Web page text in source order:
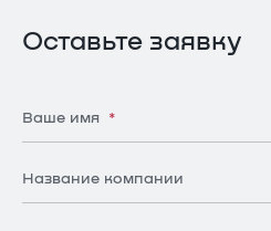
Оставьте заявку
Ваше имя *
Название компании